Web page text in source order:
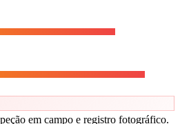
em campo e registro fotográfico.